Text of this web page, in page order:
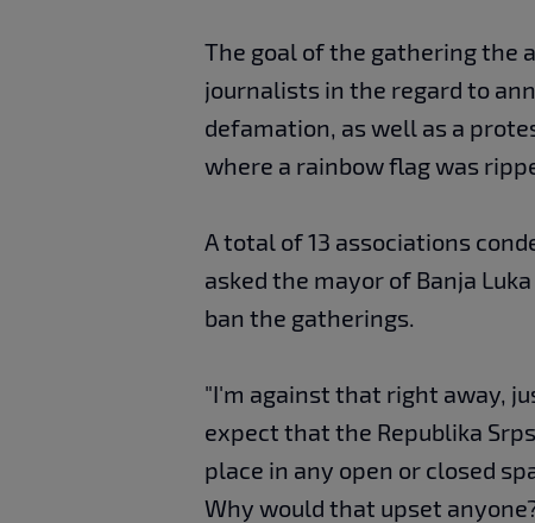
The goal of the gathering the
journalists in the regard to
defamation, as well as a
where a rainbow flag was
A total of 13 associations
asked the mayor of Banja
ban the gatherings.
"I'm against that right away,
expect that the Republika
place in any open or closed
Why would that upset